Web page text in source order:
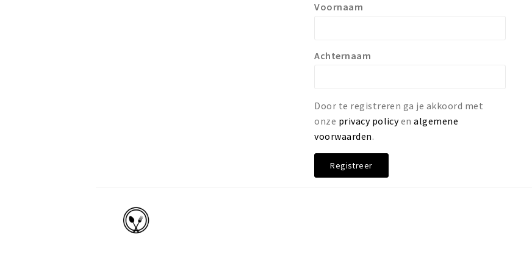
Voornaam
Achternaam
Door te registreren ga je akkoord met
onze privacy policyenalgemene
voorwaarden.
Registreer
Eindhoven